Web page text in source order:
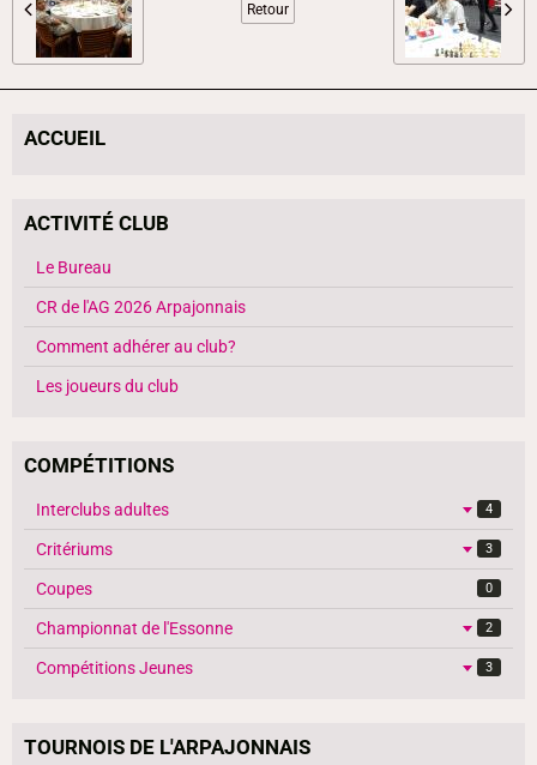
Retour
ACCUEIL
ACTIVITÉ CLUB
Le Bureau
CR de l'AG 2026 Arpajonnais
Comment adhérer au club?
Les joueurs du club
COMPÉTITIONS
Interclubs adultes 4
Critériums 3
Coupes 0
Championnat de l'Essonne 2
Compétitions Jeunes 3
TOURNOIS DE L'ARPAJONNAIS